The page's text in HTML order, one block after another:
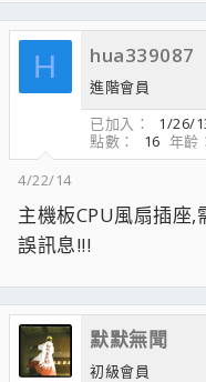
H hua339087
進階會員
已加入
1/26/
點數
16 年齡
4/22/14
主機板CPU風扇插座
誤訊息!!!
默默無聞
初級會員